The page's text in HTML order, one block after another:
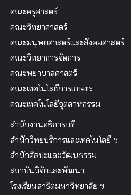
คณะครุศาสตร์
คณะวิทยาศาสตร์
คณะมนุษยศาสตร์และสังคมศาสตร์
คณะวิทยาการจัดการ
คณะพยาบาลศาสตร์
คณะเทคโนโลยีการเกษตร
คณะเทคโนโลยีอุตสาหกรรม
สำนักงานอธิการบดี
สำนักวิทยบริการและเทคโนโลยี ฯ
สำนักศิลปะและวัฒนธรรม
สถาบันวิจัยและพัฒนา
โรงเรียนสาธิตมหาวิทยาลัย ฯ